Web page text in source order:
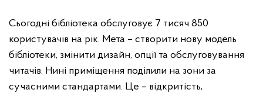
Сьогодні бібліотека обслуговує 7 тисяч 850
користувачів на рік. Мета – створити нову модель
бібліотеки, змінити дизайн, опції та обслуговування
читачів. Нині приміщення поділили на зони за
сучасними стандартами. Це – відкритість,